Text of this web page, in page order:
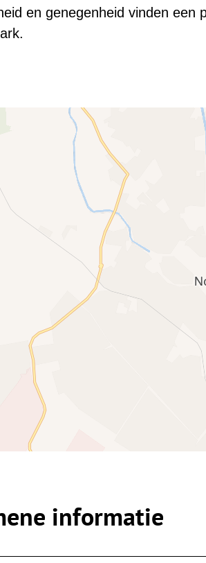
en genegenheid vinden een
informatie